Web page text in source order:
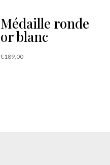
Médaille ronde
or blanc
€189,00